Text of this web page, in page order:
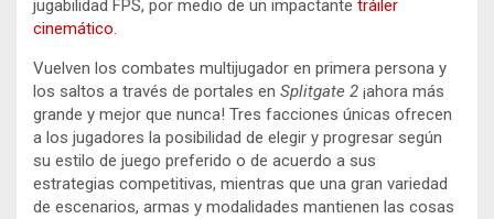
jugabilidad FPS, por medio de un impactante tráiler
cinemático.
Vuelven los combates multijugador en primera persona y
los saltos a través de portales en Splitgate 2 ¡ahora más
grande y mejor que nunca! Tres facciones únicas ofrecen
a los jugadores la posibilidad de elegir y progresar según
su estilo de juego preferido o de acuerdo a sus
estrategias competitivas, mientras que una gran variedad
de escenarios, armas y modalidades mantienen las cosas